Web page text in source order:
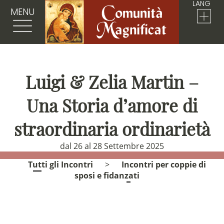
MENU
LANG
Luigi & Zelia Martin –
Una Storia d’amore di
straordinaria ordinarietà
dal 26 al 28 Settembre 2025
Tutti gli Incontri
>
Incontri per coppie di
sposi e fidanzati